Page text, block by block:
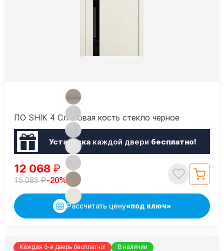
ПО SHIK 4 Слоновая кость стекло черное
Установкакаждой двери бесплатно!
12 068 ₽
15 085₽-20%
Рассчитать цену«под ключ»
Каждая 3-я дверь бесплатно! В наличии